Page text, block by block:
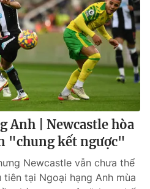
Anh | Newcastle hòa
"chung kết ngược"
Newcastle vẫn chưa thể
tại Ngoại hạng Anh mùa